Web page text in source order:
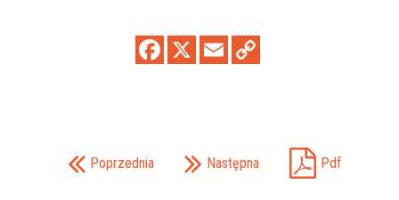
Poprzednia Następna Pdf